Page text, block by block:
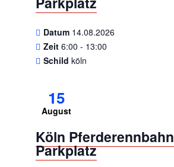
Datum 14.08.2026
Zeit 6:00 - 13:00
Schild köln
15
August
Köln Pferderennbahn
Parkplatz